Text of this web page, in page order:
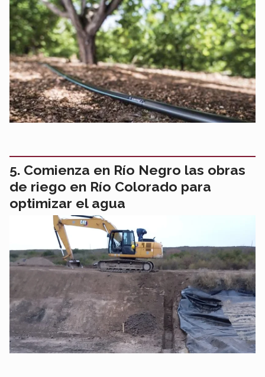
Comienza en Río Negro las obras
de riego en Río Colorado para
optimizar el agua